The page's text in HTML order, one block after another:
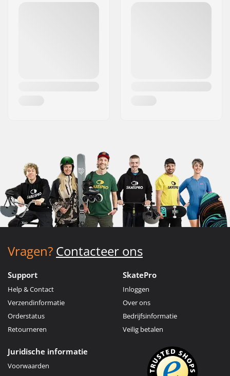
Vragen? Contacteer ons
Support
Help & Contact
Verzendinformatie
Orderstatus
Retourneren
SkatePro
Inloggen
Over ons
Bedrijfsinformatie
Veilig betalen
Juridische informatie
Voorwaarden